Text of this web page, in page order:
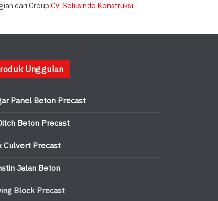
dari GroupCV. Solusindo Konstruksi.
Unggulan
Panel Beton Precast
Beton Precast
Culvert Precast
Jalan Beton
Block Precast